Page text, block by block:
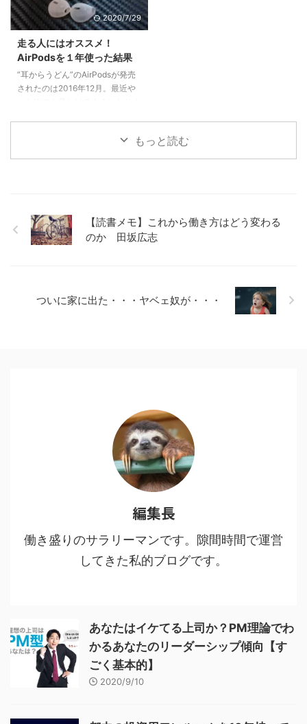
と2 5万円で高解像度＋6DOF＋ケ
ーブルレスの奇跡2.1 まず解像度
機EL2.2 しゃがんだりのけぞった
り、動きの自由度が高い６
DoF2.3 そしてケーブルレス！PC
いらず！！3 コンテンツク ...
2020/7/29
走る人にはオススメ！
AirPodsを１年使った結果
”耳からうどん”のAirPodsが発売
されたのは2016年12月。最近や
つけてるって。でもさほどダッセ
ーってならないのがなんかapple
の質感が素晴らしい2 取り出しや
すさ◎！クセになる二つ折りガラ
もっと読む
【読書メモ】これから働き方はどう変わる
のか 田坂広志
ついに家に出た・・・ヤベェ奴が・・・
編集長
働き盛りのサラリーマンです。隙間時間で運営
してきた私的ブログです。
あなたはイケてる上司か？PM理論でわ
かるあなたのリーダーシップ傾向【す
ごく基本的】
2020/9/10